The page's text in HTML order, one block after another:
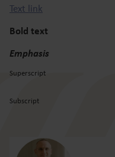
Text link
Bold text
Emphasis
Superscript
Subscript